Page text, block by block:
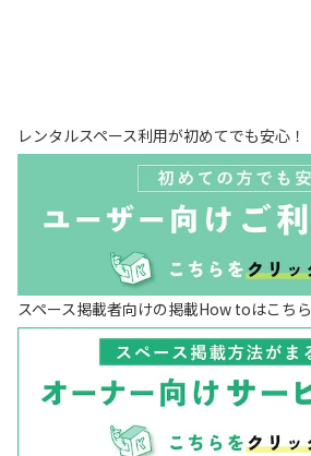
レンタルスペース利用が初めてでも安心！
スペース掲載者向けの掲載How toはこちら